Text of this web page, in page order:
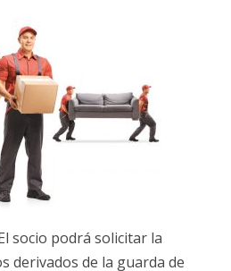
socio podrá solicitar la
derivados de la guarda de